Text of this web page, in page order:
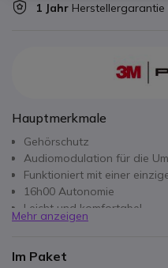
1 Jahr Herstellergarantie
Hauptmerkmale
Gehörschutz
Audiomodulation für die
Funktioniert mit einer
16h00 Autonomie
Leicht und komfortabel
Mehr anzeigen
Im Paket